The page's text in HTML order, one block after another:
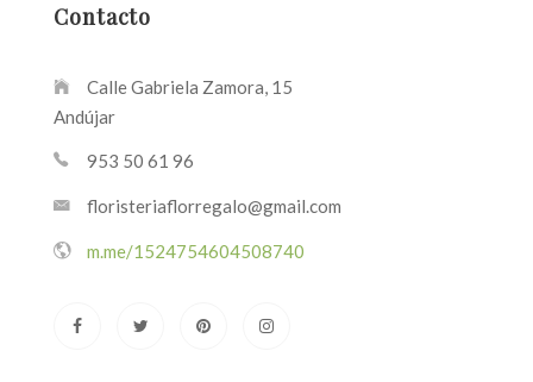
Contacto
Calle Gabriela Zamora, 15
Andújar
953 50 61 96
floristeriaflorregalo@gmail.com
m.me/1524754604508740